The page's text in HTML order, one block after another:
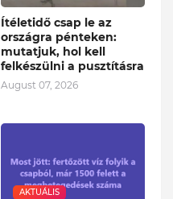
Ítéletidő csap le az
országra pénteken:
mutatjuk, hol kell
felkészülni a pusztításra
August 07, 2026
AKTUÁLIS